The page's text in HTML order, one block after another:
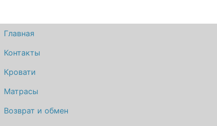
Главная
Контакты
Кровати
Матрасы
Возврат и обмен